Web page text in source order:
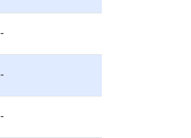
-
-
-